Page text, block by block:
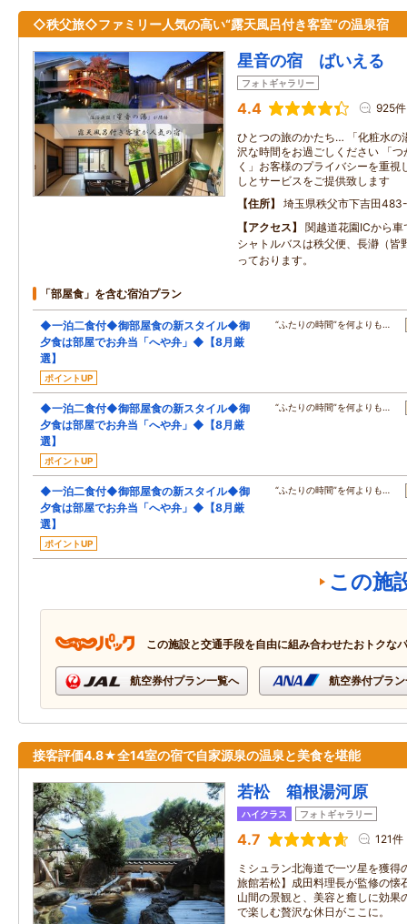
◇秩父旅◇ファミリー人気の高い“露天風呂付き客室“の温泉宿
星音の宿 ばいえる
フォトギャラリー
4.4 925件
ひとつの旅のかたち… 「化粧水の
沢な時間をお過ごしください 「
く」お客様のプライバシーを重視
しとサービスをご提供致します
住所
埼玉県秩父市下吉田
アクセス
関越道花園ICから
シャトルバスは秩父便、長瀞（皆
っております。
「部屋食」を含む宿泊プラン
◆一泊二食付◆御部屋食の新スタイル◆御
夕食は部屋でお弁当「へや弁」◆【8月厳
選】
ポイントUP
“ふたりの時間”を何よりも…
◆一泊二食付◆御部屋食の新スタイル◆御
夕食は部屋でお弁当「へや弁」◆【8月厳
選】
ポイントUP
“ふたりの時間”を何よりも…
◆一泊二食付◆御部屋食の新スタイル◆御
夕食は部屋でお弁当「へや弁」◆【8月厳
選】
ポイントUP
“ふたりの時間”を何よりも…
この施
この施設と交通手段を自由に組み合わせたおトクな
航空券付プラン一覧へ 航空券付プラ
接客評価4.8★全14室の宿で自家源泉の温泉と美食を堪能
若松 箱根湯河原
ハイクラス フォトギャラリー
4.7 121件
ミシュラン北海道で一ツ星を獲得
旅館若松】成田料理長が監修の
山間の景観と、美容と癒しに効果
で楽しむ贅沢な休日がここに。